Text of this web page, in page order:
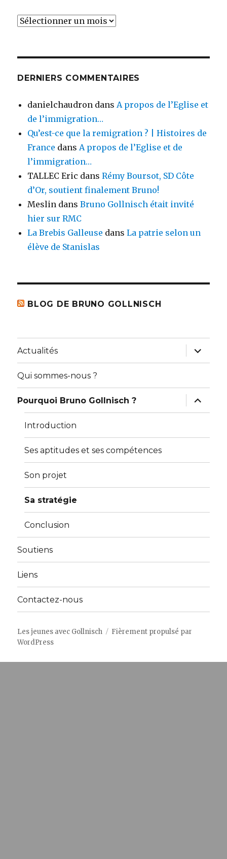
Archives
DERNIERS COMMENTAIRES
danielchaudron dansA propos de l’Eglise et
de l’immigration…
Qu’est-ce que la remigration ? | Histoires de
France dansA propos de l’Eglise et de
l’immigration…
TALLEC Eric dansRémy Boursot, SD Côte
d’Or, soutient finalement Bruno!
Meslin dansBruno Gollnisch était invité
hier sur RMC
La Brebis Galleuse dansLa patrie selon un
élève de Stanislas
BLOG DE BRUNO GOLLNISCH
Actualités
ouvrir
le
sous-
Qui sommes-nous ?
Pourquoi Bruno Gollnisch ?
ouvrir
le
sous-
Introduction
Ses aptitudes et ses compétences
Son projet
Sa stratégie
Conclusion
Soutiens
Liens
Contactez-nous
Les jeunes avec Gollnisch
Fièrement propulsé par
WordPress